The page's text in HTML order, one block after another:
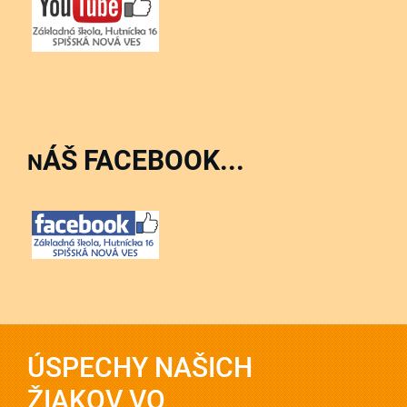
NÁŠ FACEBOOK...
ÚSPECHY NAŠICH
ŽIAKOV VO